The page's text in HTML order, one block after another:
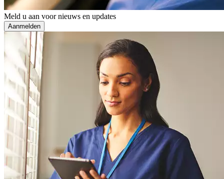
Meld u aan voor nieuws en updates
Aanmelden